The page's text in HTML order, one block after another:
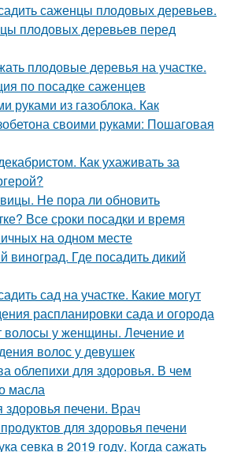
саженцы плодовых деревьев.
плодовых деревьев перед
плодовые деревья на участке.
по посадке саженцев
руками из газоблока. Как
своими руками: Пошаговая
Как ухаживать за
Не пора ли обновить
Все сроки посадки и время
на одном месте
виноград. Где посадить дикий
сад на участке. Какие могут
распланировки сада и огорода
у женщины. Лечение и
волос у девушек
облепихи для здоровья. В чем
масла
здоровья печени. Врач
для здоровья печени
севка в 2019 году. Когда сажать